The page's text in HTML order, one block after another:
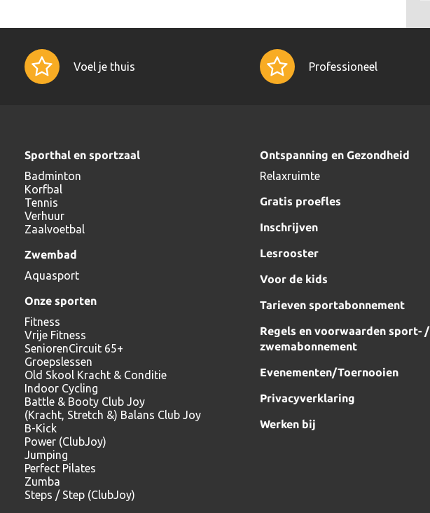
Voel je thuis Professioneel
Sporthal en sportzaal
Badminton
Korfbal
Tennis
Verhuur
Zaalvoetbal
Zwembad
Aquasport
Onze sporten
Fitness
Vrije Fitness
SeniorenCircuit 65+
Groepslessen
Old Skool Kracht & Conditie
Indoor Cycling
Battle & Booty Club Joy
(Kracht, Stretch &) Balans Club Joy
B-Kick
Power (ClubJoy)
Jumping
Perfect Pilates
Zumba
Steps / Step (ClubJoy)
Ontspanning en Gezondheid
Relaxruimte
Gratis proefles
Inschrijven
Lesrooster
Voor de kids
Tarieven sportabonnement
Regels en voorwaarden sport- /
zwemabonnement
Evenementen/Toernooien
Privacyverklaring
Werken bij